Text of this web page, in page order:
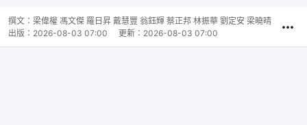
撰文： 梁偉權 馮文傑 羅日昇 戴慧豐 翁鈺輝 蔡正邦 林振華 劉定安 梁曉晴
出版： 2026-08-03 07:00 更新： 2026-08-03 07:00